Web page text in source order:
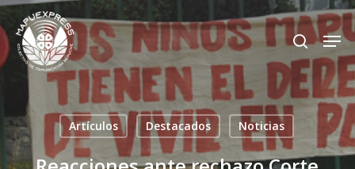
Skip
to
main
search
Artículos Destacados Noticias
Close
Menu